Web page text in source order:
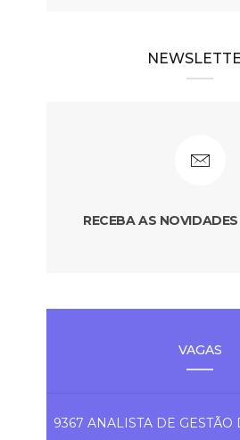
RECEBA AS
VAGAS
9367 ANALISTA DE GESTÃO